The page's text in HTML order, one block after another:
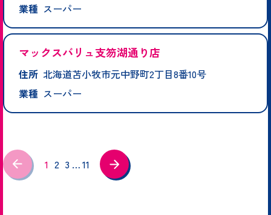
業種 スーパー
マックスバリュ支笏湖通り店
住所 北海道苫小牧市元中野町2丁目8番10号
業種 スーパー
1 2 3 …11